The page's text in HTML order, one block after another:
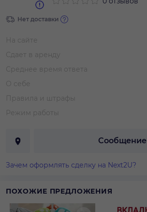
Нет доставки
На сайте
Сдает в аренду
Среднее время ответа
О себе
Правила и штрафы
Режим работы
Сообщение
Зачем оформлять сделку на Next2U?
ПОХОЖИЕ ПРЕДЛОЖЕНИЯ